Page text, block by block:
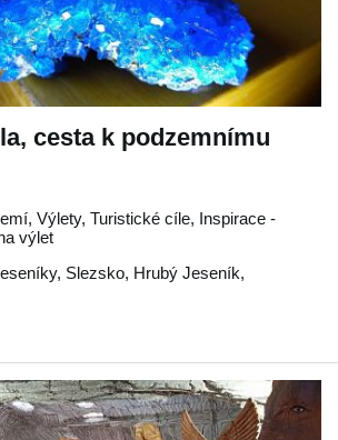
cesta k podzemnímu
Výlety, Turistické cíle, Inspirace -
výlet
, Slezsko, Hrubý Jeseník,